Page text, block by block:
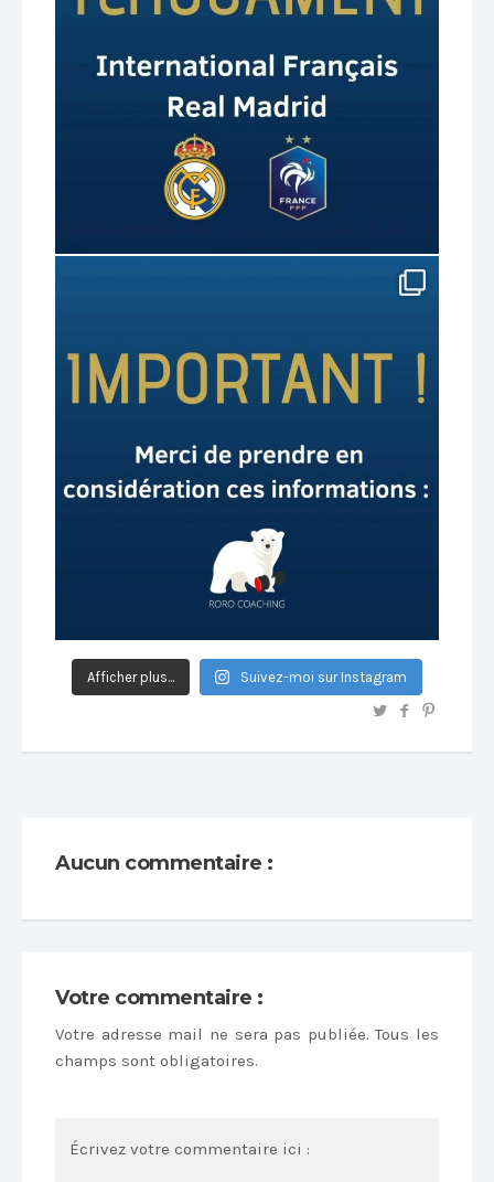
Afficher plus... Suivez-moi sur Instagram
Aucun commentaire :
Votre commentaire :
Votre adresse mail ne sera pas publiée. Tous les
champs sont obligatoires.